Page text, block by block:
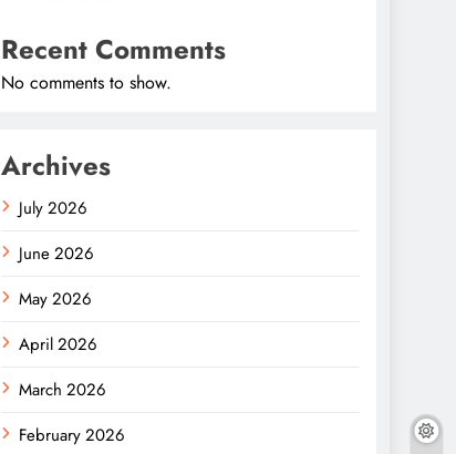
Recent Comments
No comments to show.
Archives
July 2026
June 2026
May 2026
April 2026
March 2026
February 2026